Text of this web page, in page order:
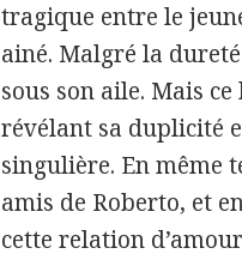
tragique entre le
ainé. Malgré la
sous son aile. Mais
révélant sa duplicité
singulière. En même
amis de Roberto, et
cette relation